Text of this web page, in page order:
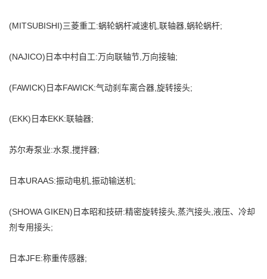
(MITSUBISHI)三菱重工:蜗轮蜗杆减速机,联轴器,蜗轮蜗杆;
(NAJICO)日本中村自工:万向联轴节,万向接轴;
(FAWICK)日本FAWICK:气动刹车离合器,旋转接头;
(EKK)日本EKK:联轴器;
苏尔寿泵业:水泵,搅拌器;
日本URAAS:振动电机,振动输送机;
(SHOWA GIKEN)日本昭和技研:精密旋转接头,蒸汽接头,液压、冷却
剂专用接头;
日本JFE:称重传感器;